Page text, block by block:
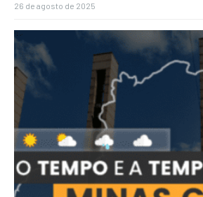
26 de agosto de 2025